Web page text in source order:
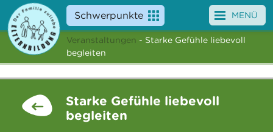
Schwerpunkte
Angebote
News
MENÜ
Veranstaltungen - Starke Gefühle liebevoll
begleiten
Starke Gefühle liebevoll
begleiten